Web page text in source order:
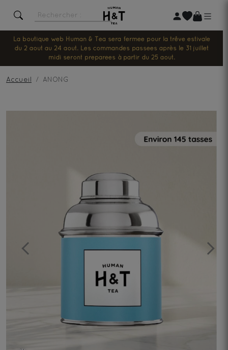
La boutique web Human & Tea sera fermée pour la trêve estivale
du 2 août au 24 août. Les commandes passées après le 31 juillet
midi seront préparées à partir du 25 août.
Accueil ANONG
Previous Next